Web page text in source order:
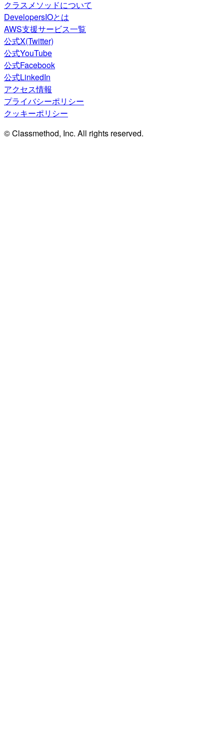
クラスメソッドについて
DevelopersIOとは
AWS支援サービス一覧
公式X(Twitter)
公式YouTube
公式Facebook
公式LinkedIn
アクセス情報
プライバシーポリシー
クッキーポリシー
© Classmethod, Inc. All rights reserved.